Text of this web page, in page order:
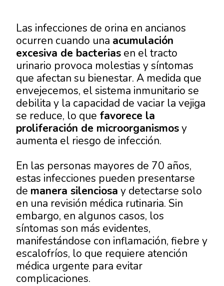
Las infecciones de orina en ancianos
ocurren cuando una acumulación
excesiva de bacterias en el tracto
urinario provoca molestias y síntomas
que afectan su bienestar. A medida que
envejecemos, el sistema inmunitario se
debilita y la capacidad de vaciar la vejiga
se reduce, lo que favorece la
proliferación de microorganismosy
aumenta el riesgo de infección.
En las personas mayores de 70 años,
estas infecciones pueden presentarse
de manera silenciosa y detectarse solo
en una revisión médica rutinaria. Sin
embargo, en algunos casos, los
síntomas son más evidentes,
manifestándose con inflamación, fiebre y
escalofríos, lo que requiere atención
médica urgente para evitar
complicaciones.